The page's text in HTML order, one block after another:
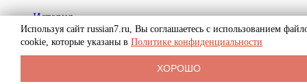
История
Биография
Криминал
Реклама на сайте
Используя сайт russian7.ru, Вы соглашаетесь с использованием
cookie, которые указаны в Политике конфиденциальности
ХОРОШО